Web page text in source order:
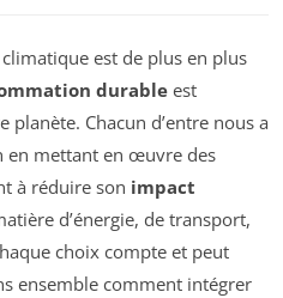
est de plus en plus
durable est
Chacun d’entre nous a
en mettant en œuvre des
à réduire son impact
d’énergie, de transport,
choix compte et peut
ensemble comment intégrer